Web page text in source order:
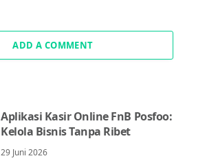
ADD A COMMENT
Aplikasi Kasir Online FnB Posfoo:
Kelola Bisnis Tanpa Ribet
29 Juni 2026